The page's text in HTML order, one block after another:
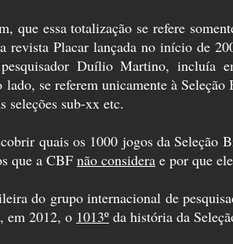
que essa totalização se refere
revista Placar lançada no início de
Duílio Martino, incluía
se referem unicamente à
seleções sub-xx etc.
quais os 1000 jogos da
que a CBF não considera e por que
do grupo internacional de
em 2012, o 1013º da história da